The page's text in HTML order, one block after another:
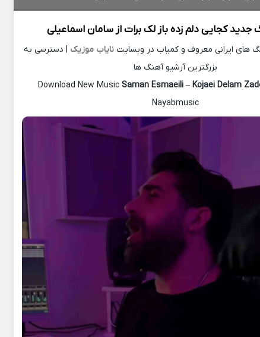
جدیدکجایی دلم زده باز لک برات ازسامان اسماعیلی
های ایرانی معروف و کمیاب در وبسایتنایاب موزیک | دسترسی به
بزرگترین آرشیو آهنگ ها
Download New Music Saman Esmaeili– Kojaei Delam
Nayabmusic